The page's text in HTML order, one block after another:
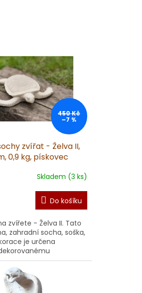
450 Kč
–7 %
zvířat - Želva II,
0,9 kg, pískovec
Skladem (3 ks)
Do košíku
zvířete - Želva II. Tato
zahradní socha, soška,
je určena
kterého je umístěna.